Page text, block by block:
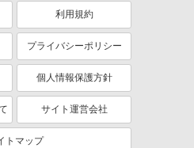
利用規約
プライバシーポリシー
個人情報保護方針
サイト運営会社
トマップ